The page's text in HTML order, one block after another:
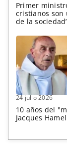
Primer
cristianos son
de la
24 julio 2026
10 años del
Jacques